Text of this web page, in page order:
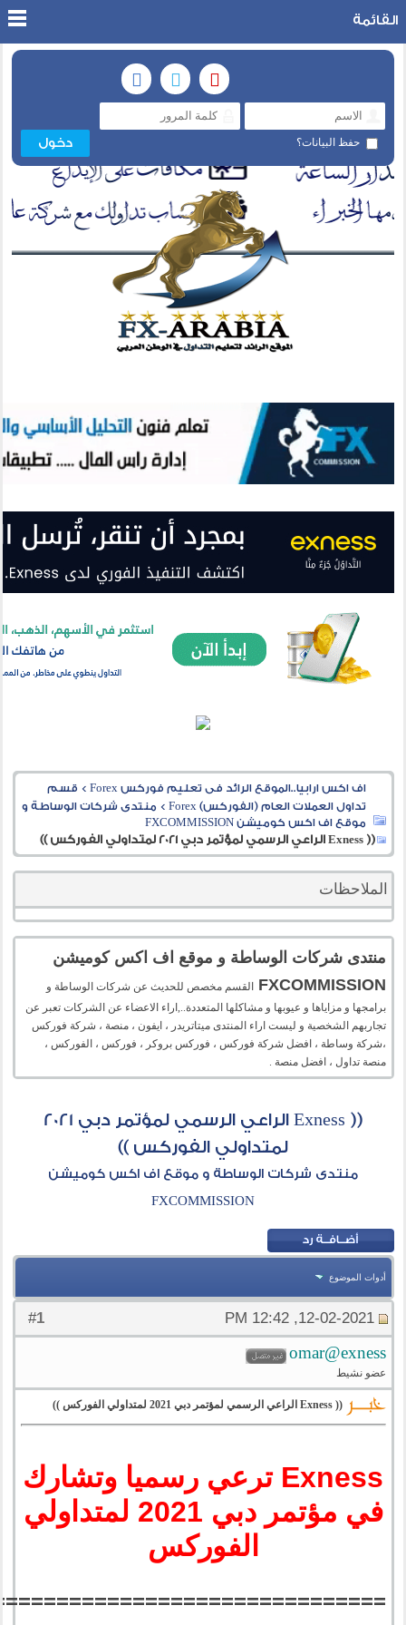
حفظ البيانات؟
القائمة
اف اكس ارابيا..الموقع الرائد فى تعليم فوركس Forex > قسم
تداول العملات العام (الفوركس) Forex
> منتدى شركات الوساطة و
موقع اف اكس كوميشن FXCOMMISSION
(( Exness الراعي الرسمي لمؤتمر دبي 2021 لمتداولي الفوركس ))
الملاحظات
منتدى شركات الوساطة و موقع اف اكس كوميشن
FXCOMMISSION
القسم مخصص للحديث عن شركات الوساطة و
برامجها و مزاياها و عيوبها و مشاكلها المتعددة..,اراء الاعضاء عن الشركات تعبر عن
تجاربهم الشخصية و ليست اراء المنتدى ميتاتريدر ، ايفون ، منصة ، شركة فوركس
،شركة وساطة ، افضل شركة فوركس ، فوركس بروكر ، فوركس ، الفوركس ،
منصة تداول ، افضل منصة .
(( Exness الراعي الرسمي لمؤتمر دبي 2021
لمتداولي الفوركس ))
منتدى شركات الوساطة و موقع اف اكس كوميشن
FXCOMMISSION
أدوات الموضوع
#
1 12-02-2021, 12:42 PM
omar@exness
عضو نشيط
(( Exness الراعي الرسمي لمؤتمر دبي 2021 لمتداولي الفوركس ))
Exness ترعي رسميا وتشارك
في مؤتمر دبي 2021 لمتداولي
الفوركس